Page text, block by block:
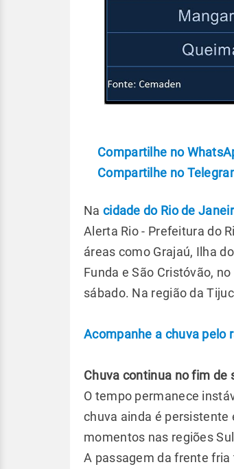
Compartilhe no
Compartilhe no
Na cidade do Rio de
Alerta Rio - Prefeitura do
áreas como Grajaú, Ilha
Funda e São Cristóvão,
sábado. Na região da
Acompanhe a chuva pelo
Chuva continua no fim de
O tempo permanece
chuva ainda é
momentos nas regiões
A passagem da frente